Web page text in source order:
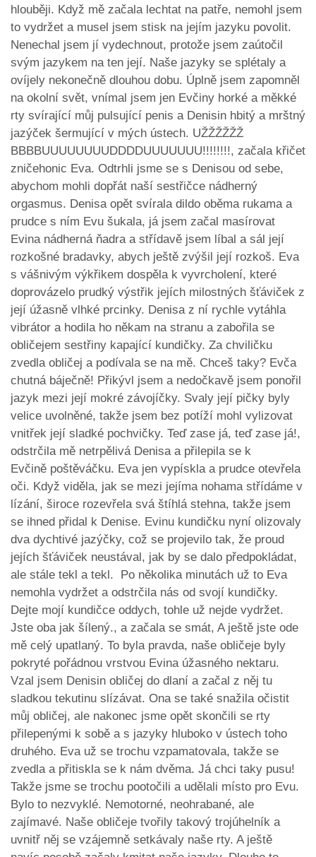
hlouběji. Když mě začala lechtat na patře, nemohl jsem
to vydržet a musel jsem stisk na jejím jazyku povolit.
Nenechal jsem jí vydechnout, protože jsem zaútočil
svým jazykem na ten její. Naše jazyky se splétaly a
ovíjely nekonečně dlouhou dobu. Úplně jsem zapomněl
na okolní svět, vnímal jsem jen Evčiny horké a měkké
rty svírající můj pulsující penis a Denisin hbitý a mrštný
jazýček šermující v mých ústech. UŽŽŽŽŽŽ
BBBBUUUUUUUUDDDDUUUUUUU!!!!!!!!, začala křičet
zničehonic Eva. Odtrhli jsme se s Denisou od sebe,
abychom mohli dopřát naší sestřičce nádherný
orgasmus. Denisa opět svírala dildo oběma rukama a
prudce s ním Evu šukala, já jsem začal masírovat
Evina nádherná ňadra a střídavě jsem líbal a sál její
rozkošné bradavky, abych ještě zvýšil její rozkoš. Eva
s vášnivým výkřikem dospěla k vyvrcholení, které
doprovázelo prudký výstřik jejích milostných šťáviček z
její úžasně vlhké prcinky. Denisa z ní rychle vytáhla
vibrátor a hodila ho někam na stranu a zabořila se
obličejem sestřiny kapající kundičky. Za chviličku
zvedla obličej a podívala se na mě. Chceš taky? Evča
chutná báječně! Přikývl jsem a nedočkavě jsem ponořil
jazyk mezi její mokré závojíčky. Svaly její pičky byly
velice uvolněné, takže jsem bez potíží mohl vylizovat
vnitřek její sladké pochvičky. Teď zase já, teď zase já!,
odstrčila mě netrpělivá Denisa a přilepila se k
Evčině poštěváčku. Eva jen vypískla a prudce otevřela
oči. Když viděla, jak se mezi jejíma nohama střídáme v
lízání, široce rozevřela svá štíhlá stehna, takže jsem
se ihned přidal k Denise. Evinu kundičku nyní olizovaly
dva dychtivé jazýčky, což se projevilo tak, že proud
jejích šťáviček neustával, jak by se dalo předpokládat,
ale stále tekl a tekl. Po několika minutách už to Eva
nemohla vydržet a odstrčila nás od svojí kundičky.
Dejte mojí kundičce oddych, tohle už nejde vydržet.
Jste oba jak šílený., a začala se smát, A ještě jste ode
mě celý upatlaný. To byla pravda, naše obličeje byly
pokryté pořádnou vrstvou Evina úžasného nektaru.
Vzal jsem Denisin obličej do dlaní a začal z něj tu
sladkou tekutinu slízávat. Ona se také snažila očistit
můj obličej, ale nakonec jsme opět skončili se rty
přilepenými k sobě a s jazyky hluboko v ústech toho
druhého. Eva už se trochu vzpamatovala, takže se
zvedla a přitiskla se k nám dvěma. Já chci taky pusu!
Takže jsme se trochu pootočili a udělali místo pro Evu.
Bylo to nezvyklé. Nemotorné, neohrabané, ale
zajímavé. Naše obličeje tvořily takový trojúhelník a
uvnitř něj se vzájemně setkávaly naše rty. A ještě